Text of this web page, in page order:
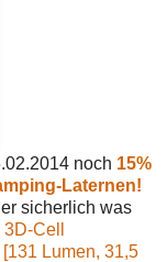
noch 15%
Laternen!
sicherlich was
Cell
Lumen, 31,5